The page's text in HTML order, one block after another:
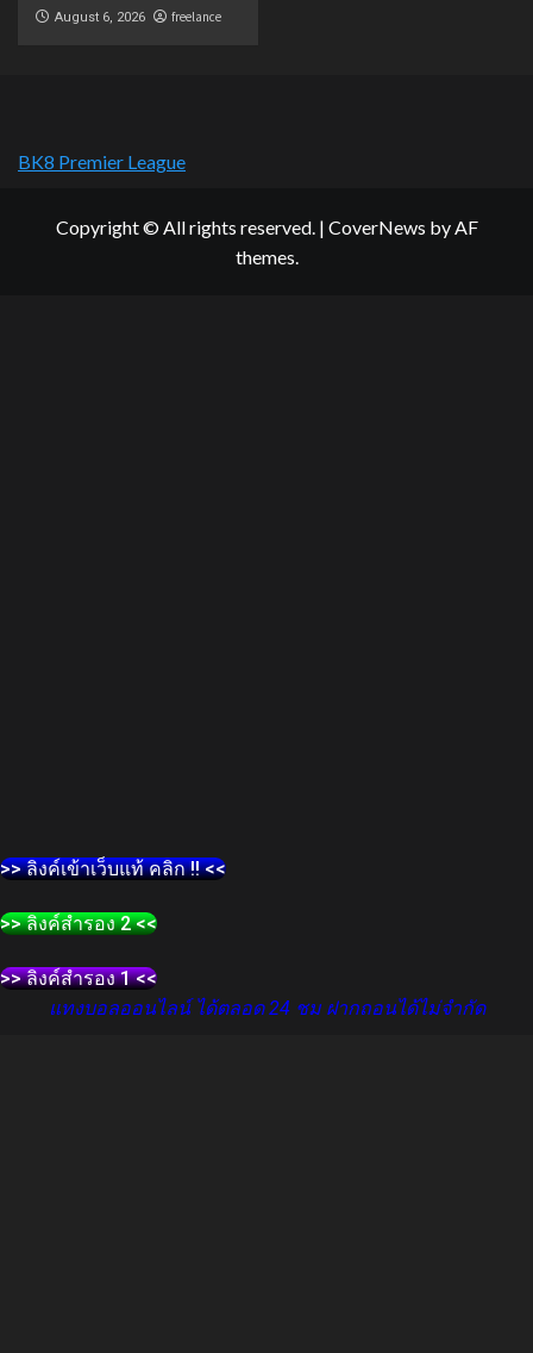
August 6, 2026 freelance
BK8 Premier League
Copyright © All rights reserved. | CoverNews by AF
themes.
>> ลิงค์เข้าเว็บแท้ คลิก !! <<
>> ลิงค์สำรอง 2 <<
>> ลิงค์สำรอง 1 <<
แทงบอลออนไลน์ ได้ตลอด 24 ชม ฝากถอนได้ไม่จำกัด